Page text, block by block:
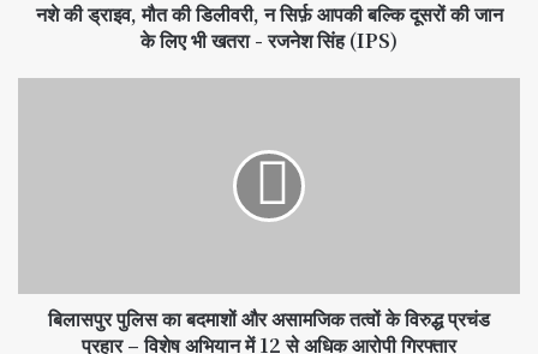
नशे की ड्राइव, मौत की डिलीवरी, न सिर्फ़ आपकी बल्कि दूसरों की जान
के लिए भी खतरा - रजनेश सिंह (IPS)
बिलासपुर पुलिस का बदमाशों और असामजिक तत्वों के विरुद्ध प्रचंड
प्रहार – विशेष अभियान में 12 से अधिक आरोपी गिरफ्तार